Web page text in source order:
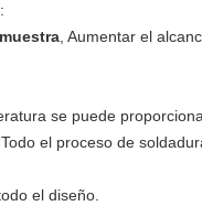
, Aumentar el
se puede
el proceso de
el diseño.